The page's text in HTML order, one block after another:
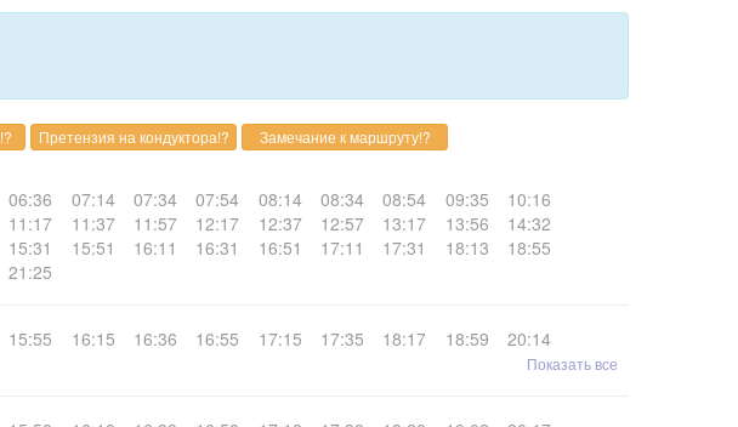
06:36 07:14 07:34 07:54 08:14 08:34 08:54 09:35
10:16
11:17 11:37 11:57 12:17 12:37 12:57 13:17 13:56
14:32
15:31 15:51 16:11 16:31 16:51 17:11 17:31 18:13
18:55
21:25
15:55 16:15 16:36 16:55 17:15 17:35 18:17 18:59
20:14
Показать все